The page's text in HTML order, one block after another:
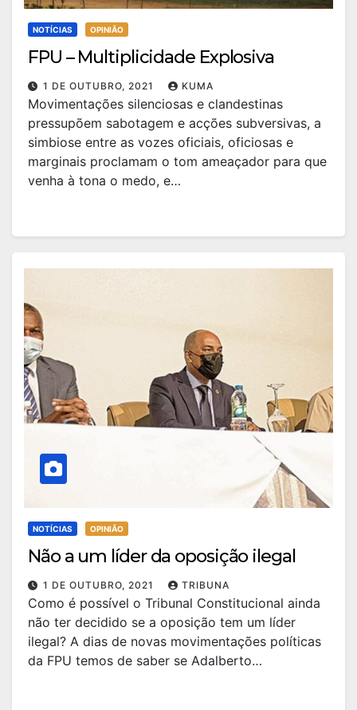
NOTÍCIAS OPINIÃO
FPU – Multiplicidade Explosiva
1 DE OUTUBRO, 2021 KUMA
Movimentações silenciosas e clandestinas
pressupõem sabotagem e acções subversivas, a
simbiose entre as vozes oficiais, oficiosas e
marginais proclamam o tom ameaçador para que
venha à tona o medo, e…
NOTÍCIAS OPINIÃO
Não a um líder da oposição ilegal
1 DE OUTUBRO, 2021 TRIBUNA
Como é possível o Tribunal Constitucional ainda
não ter decidido se a oposição tem um líder
ilegal? A dias de novas movimentações políticas
da FPU temos de saber se Adalberto…